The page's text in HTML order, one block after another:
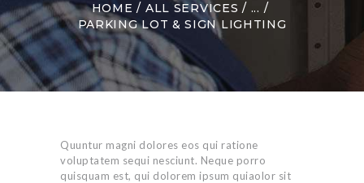
HOME ALL SERVICES
...
PARKING LOT & SIGN LIGHTING
Quuntur magni dolores eos qui ratione
voluptatem sequi nesciunt. Neque porro
quisquam est, qui dolorem ipsum quiaolor sit